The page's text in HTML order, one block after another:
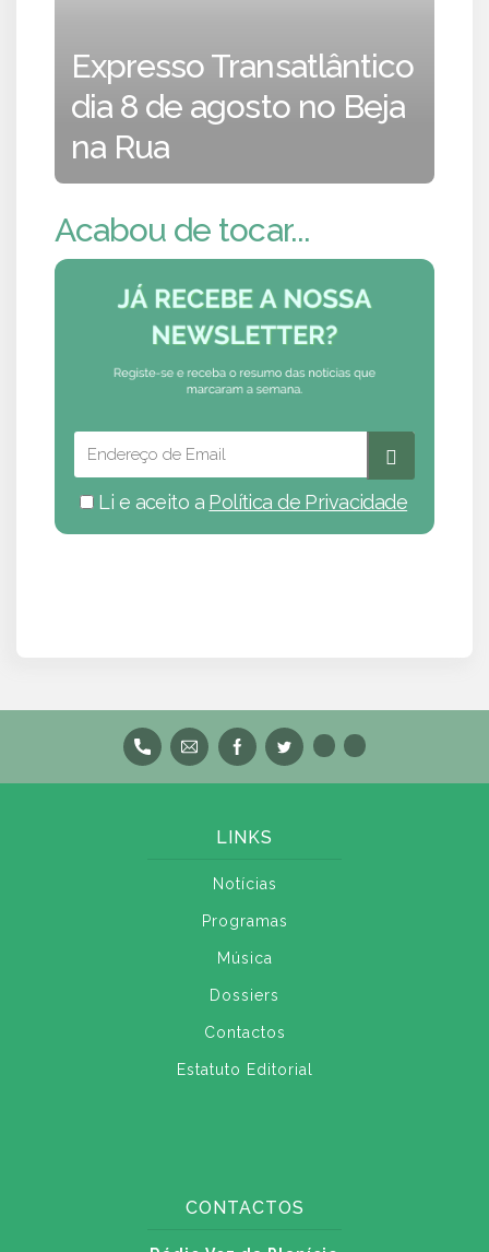
Expresso Transatlântico
dia 8 de agosto no Beja
na Rua
Acabou de tocar...
Li e aceito a Política de Privacidade
LINKS
Notícias
Programas
Música
Dossiers
Contactos
Estatuto Editorial
CONTACTOS